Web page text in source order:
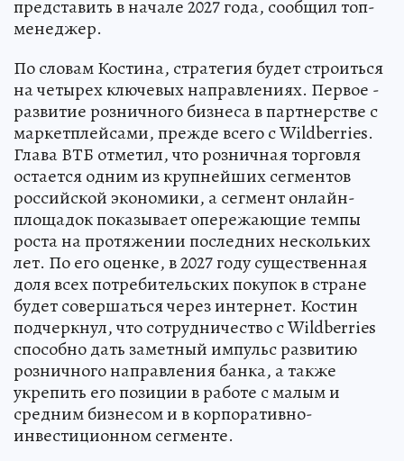
представить в начале 2027 года, сообщил топ-
менеджер.
По словам Костина, стратегия будет строиться
на четырех ключевых направлениях. Первое -
развитие розничного бизнеса в партнерстве с
маркетплейсами, прежде всего с Wildberries.
Глава ВТБ отметил, что розничная торговля
остается одним из крупнейших сегментов
российской экономики, а сегмент онлайн-
площадок показывает опережающие темпы
роста на протяжении последних нескольких
лет. По его оценке, в 2027 году существенная
доля всех потребительских покупок в стране
будет совершаться через интернет. Костин
подчеркнул, что сотрудничество с Wildberries
способно дать заметный импульс развитию
розничного направления банка, а также
укрепить его позиции в работе с малым и
средним бизнесом и в корпоративно-
инвестиционном сегменте.